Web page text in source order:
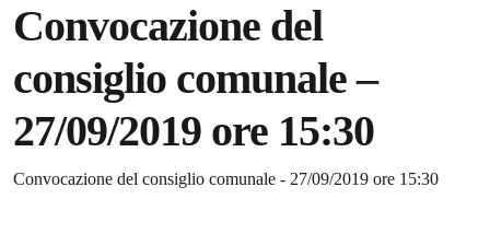
Convocazione del
consiglio comunale –
27/09/2019 ore 15:30
Dettagli della notizia
Convocazione del consiglio comunale - 27/09/2019 ore 15:30